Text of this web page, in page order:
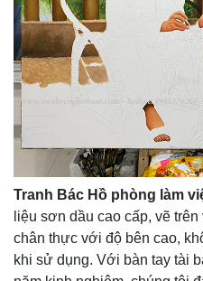
Tranh Bác Hồ phòng làm
liệu sơn dầu cao cấp, vẽ
chân thực với độ bên cao,
khi sử dụng. Với bàn tay tài